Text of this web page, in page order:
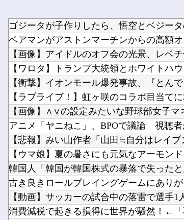
ゴジータが子作りしたら、悟空とベジー
ベアマンがアストンマーチンからの高額
【画像】アイドルのオフ会の光景、レベ
【ワロタ】トランプ大統領とホワイトハ
【衝撃】イオンモール爆発事故、『とん
【ラブライブ！】虹ヶ咲のコラボ目当て
【画像】∧∨の設定みたいな野球部女子マ
アニメ「ヤニねこ」、BPOで議論 視聴
【悲報】みい山作者「山田≒自分はレイ
【ウマ娘】夏の暑さにも元気なアーモン
韓国人「韓国が韓国株式の暴落で失った
古き良きロールプレイングゲームにあり
【動画】サッカーの試合中の落雷で選手1
消費減税で起きる損得に世界が騒然！←